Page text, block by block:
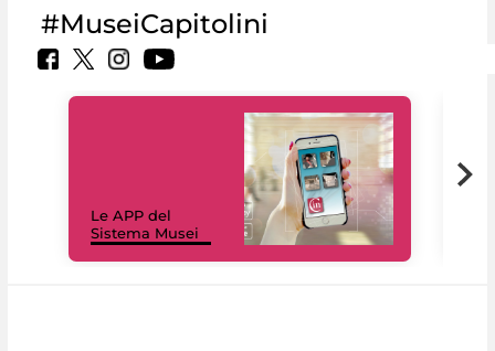
#MuseiCapitolini
Le APP del
Sistema Musei